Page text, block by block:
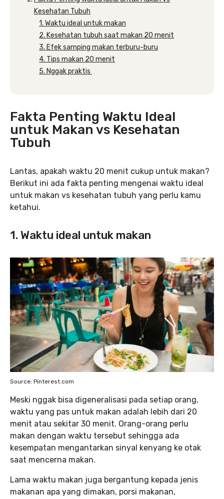
Kesehatan Tubuh
1. Waktu ideal untuk makan
2. Kesehatan tubuh saat makan 20 menit
3. Efek samping makan terburu-buru
4. Tips makan 20 menit
5. Nggak praktis
Fakta Penting Waktu Ideal
untuk Makan vs Kesehatan
Tubuh
Lantas, apakah waktu 20 menit cukup untuk makan?
Berikut ini ada fakta penting mengenai waktu ideal
untuk makan vs kesehatan tubuh yang perlu kamu
ketahui.
1. Waktu ideal untuk makan
Source: Pinterest.com
Meski nggak bisa digeneralisasi pada setiap orang,
waktu yang pas untuk makan adalah lebih dari 20
menit atau sekitar 30 menit. Orang-orang perlu
makan dengan waktu tersebut sehingga ada
kesempatan mengantarkan sinyal kenyang ke otak
saat mencerna makan.
Lama waktu makan juga bergantung kepada jenis
makanan apa yang dimakan, porsi makanan,